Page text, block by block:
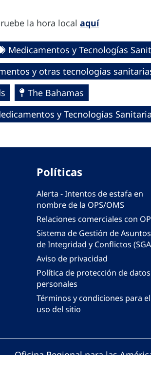
la hora local aquí
Medicamentos y Tecnologías
y otras tecnologías
The Bahamas
y Tecnologías
Políticas
Alerta - Intentos de estafa en
nombre de la OPS/OMS
Relaciones comerciales con
Sistema de Gestión de Asuntos
de Integridad y Conflictos
Aviso de privacidad
Política de protección de datos
personales
Términos y condiciones para el
uso del sitio
Oficina Regional para las